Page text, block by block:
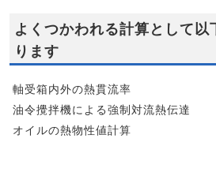
よくつかわれる計算として以
ります
軸受箱内外の熱貫流率
油令攪拌機による強制対流熱伝達
オイルの熱物性値計算